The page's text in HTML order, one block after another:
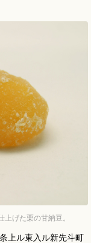
げた栗の甘納豆。
上ル東入ル新先斗町